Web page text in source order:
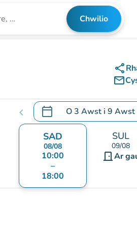
Chwilio
share
mail_outline
chevron_left calendar_today O3 Awst i 9 Awst
.Agor y calendr i newid
SAD
08/08
10:00
–
18:00
SUL
09/08
door_front Ar